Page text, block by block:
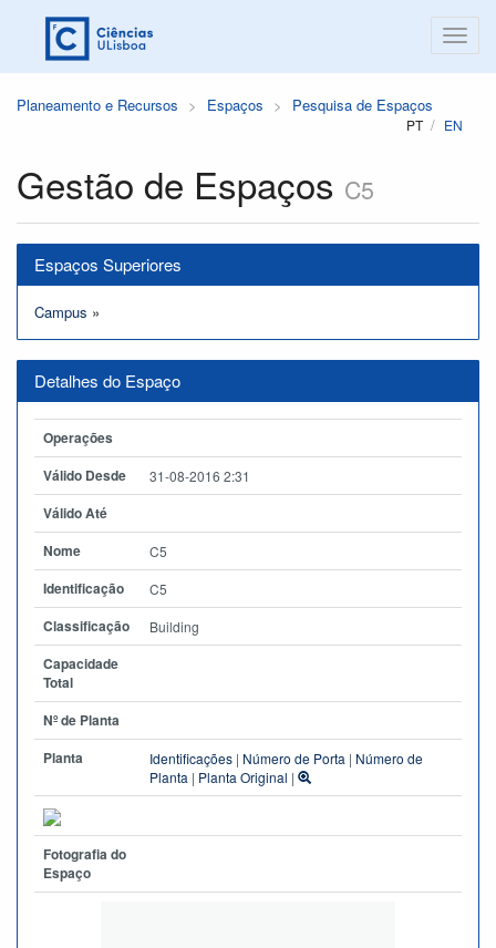
Planeamento e Recursos Espaços Pesquisa de Espaços
PT EN
Gestão de Espaços C5
Espaços Superiores
Campus »
Detalhes do Espaço
Operações
Válido Desde
31-08-2016 2:31
Válido Até
Nome
C5
Identificação C5
Classificação Building
Capacidade
Total
Nº de Planta
Planta
Identificações | Número de Porta | Número de
Planta | Planta Original |
Fotografia do
Espaço